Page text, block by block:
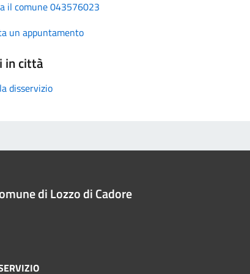
il comune 043576023
un appuntamento
in città
disservizio
di Lozzo di Cadore